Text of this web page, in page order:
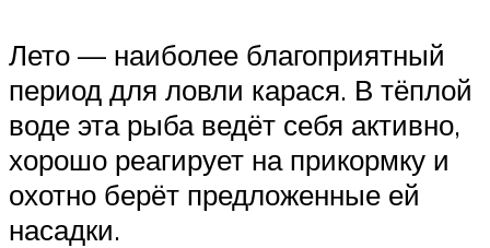
Лето — наиболее благоприятный
период для ловли карася. В тёплой
воде эта рыба ведёт себя активно,
хорошо реагирует на прикормку и
охотно берёт предложенные ей
насадки.